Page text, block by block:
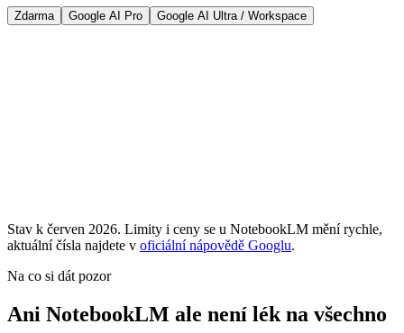
Zdarma Google AI Pro Google AI Ultra / Workspace
Stav k červen 2026. Limity i ceny se u NotebookLM mění rychle,
aktuální čísla najdete v oficiální nápovědě Googlu.
Na co si dát pozor
Ani NotebookLM ale není lék na všechno